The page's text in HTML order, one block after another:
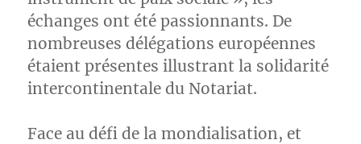
échanges ont été passionnants. De
nombreuses délégations européennes
étaient présentes illustrant la solidarité
intercontinentale du Notariat.
Face au défi de la mondialisation, et